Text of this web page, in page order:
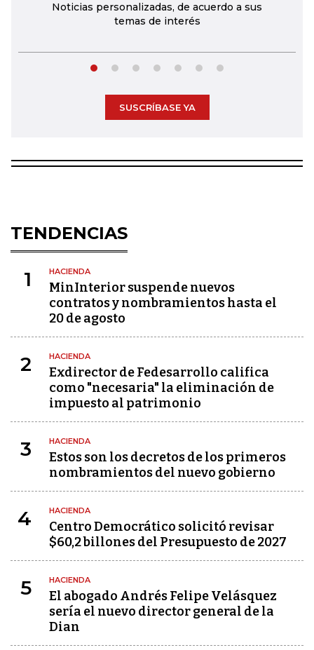
Noticias personalizadas, de acuerdo a sus
temas de interés
SUSCRÍBASE YA
TENDENCIAS
1 HACIENDA
MinInterior suspende nuevos
contratos y nombramientos hasta el
20 de agosto
2 HACIENDA
Exdirector de Fedesarrollo califica
como "necesaria" la eliminación de
impuesto al patrimonio
3 HACIENDA
Estos son los decretos de los primeros
nombramientos del nuevo gobierno
4 HACIENDA
Centro Democrático solicitó revisar
$60,2 billones del Presupuesto de 2027
5 HACIENDA
El abogado Andrés Felipe Velásquez
sería el nuevo director general de la
Dian